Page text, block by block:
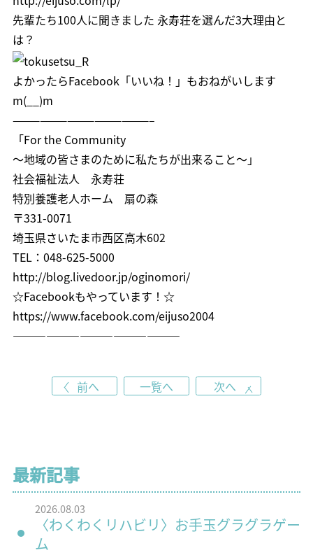
先輩たち100人に聞きました 永寿荘を選んだ3大理由と
は？
よかったらFacebook「いいね！」 もおねがいします
m(__)m
———————————————–
「For the Community
～地域の皆さまのために私たちが出来ること～」
社会福祉法人 永寿荘
特別養護老人ホーム 扇の森
〒331-0071
埼玉県さいたま市西区高木602
TEL：048-625-5000
http://blog.livedoor.jp/oginomori/
☆Facebookもやっています！☆
https://www.facebook.com/eijuso2004
———————————————
前へ 一覧へ 次へ
最新記事
2026.08.03
〈わくわくリハビリ〉お手玉グラグラゲー
ム